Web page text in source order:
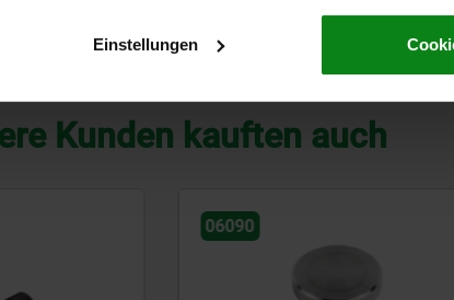
Einstellungen
TABELLE VERGRÖSSERN
Kunden kauften auch
06094